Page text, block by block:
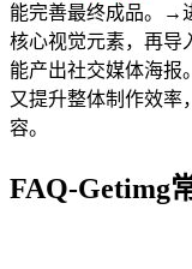
能完善最终成品。→
核心视觉元素，再导
能产出社交媒体海报
又提升整体制作效率
容。
FAQ-Getimg